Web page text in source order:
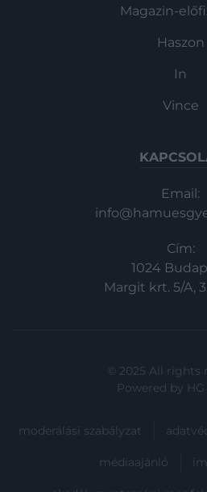
Magazin-
Haszon
In
Vince
Email:
Cím:
1024
Margit krt. 5/A,
© 2025 All rights
Powered by
moderálási szabályzat
médiaajánló